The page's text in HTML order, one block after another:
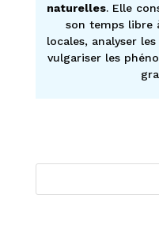
naturelles. Elle
son temps libre
locales, analyser
vulgariser les